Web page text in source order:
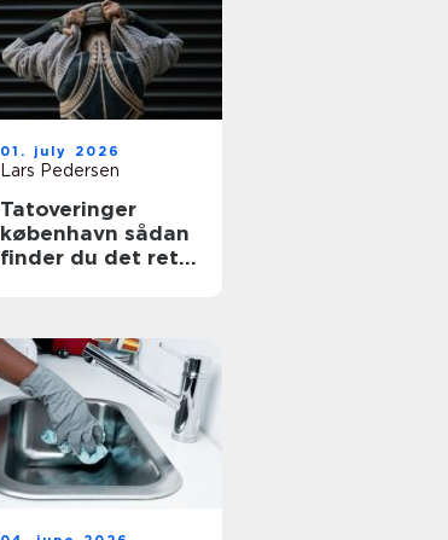
01. july 2026
Lars Pedersen
Tatoveringer
københavn sådan
finder du det rette